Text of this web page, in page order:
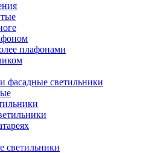
плафонами
фасадные светильники
светильники